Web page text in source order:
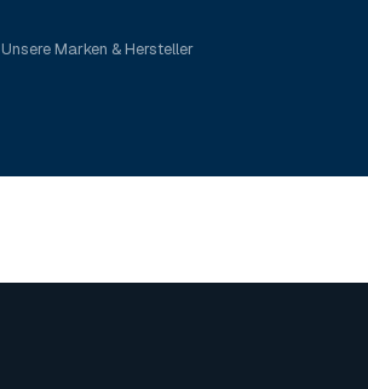
Unsere Marken & Hersteller